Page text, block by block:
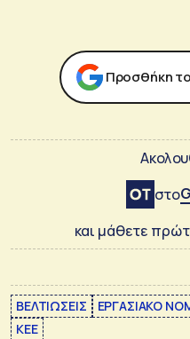
Προσθήκη
στο
και μάθετε
ΒΕΛΤΙΩΣΕΙΣ ΕΡΓΑΣΙΑΚΟ
ΚΕΕ